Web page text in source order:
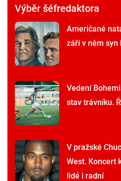
Výběr šéfredaktora
Američané
září v něm syn
Vedení
stav trávníku.
V pražské
West. Koncert
lidé i radní